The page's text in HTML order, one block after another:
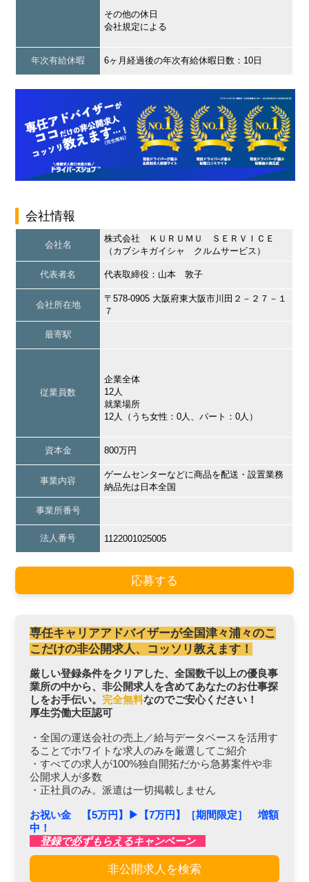
その他の休日
会社規定による
年次有給休暇 6ヶ月経過後の年次有給休暇日数：10日
会社情報
会社名
株式会社 ＫＵＲＵＭＵ ＳＥＲＶＩＣＥ
（カブシキガイシャ クルムサービス）
代表者名 代表取締役：山本 敦子
会社所在地
〒578-0905 大阪府東大阪市川田２－２７－１
７
最寄駅
従業員数
企業全体
12人
就業場所
12人（うち女性：0人、パート：0人）
資本金 800万円
事業内容
ゲームセンターなどに商品を配送・設置業務
納品先は日本全国
事業所番号
法人番号 1122001025005
応募する
専任キャリアアドバイザーが全国津々浦々のこ
こだけの非公開求人、コッソリ教えます！
厳しい登録条件をクリアした、全国数千以上の優良事
業所の中から、非公開求人を含めてあなたのお仕事探
しをお手伝い。 完全無料なのでご安心ください！
厚生労働大臣認可
・全国の運送会社の売上／給与データベースを活用す
ることでホワイトな求人のみを厳選してご紹介
・すべての求人が100%独自開拓だから急募案件や非
公開求人が多数
・正社員のみ。派遣は一切掲載しません
お祝い金 【5万円】▶︎【7万円】［期間限定］ 増額
中！
登録で必ずもらえるキャンペーン
非公開求人を検索